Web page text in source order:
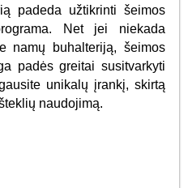
padeda užtikrinti šeimos
Net jei niekada
namų buhalteriją, šeimos
padės greitai susitvarkyti
unikalų įrankį, skirtą
naudojimą.